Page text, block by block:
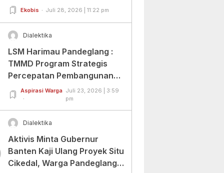
Aplikasi Uji Organoleptik
Ekobis Juli 28, 2026 | 11:22 pm
Dialektika
LSM Harimau Pandeglang :
TMMD Program Strategis
Percepatan Pembangunan
Infrastruktur di Wilayah
Tertinggal.
Aspirasi Warga Juli 23, 2026 | 3:59
pm
Dialektika
Aktivis Minta Gubernur
Banten Kaji Ulang Proyek Situ
Cikedal, Warga Pandeglang